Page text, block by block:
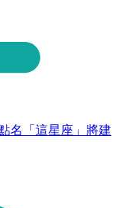
名「這星座」將建